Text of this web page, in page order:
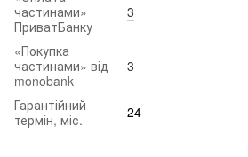
частинами»
ПриватБанку
3
«Покупка
частинами» від
monobank
3
Гарантійний
термін, міс.
24